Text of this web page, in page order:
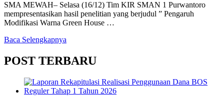
SMA MEWAH– Selasa (16/12) Tim KIR SMAN 1 Purwantoro
mempresentasikan hasil penelitian yang berjudul ” Pengaruh
Modifikasi Warna Green House …
Baca Selengkapnya
POST TERBARU